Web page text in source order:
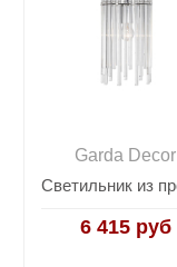
Garda Decor
6 415 руб